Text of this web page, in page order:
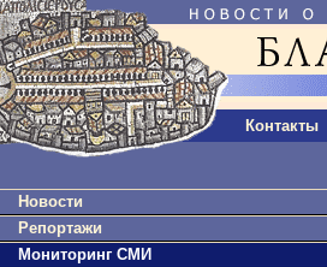
Контакты
Новости
Репортажи
Мониторинг СМИ